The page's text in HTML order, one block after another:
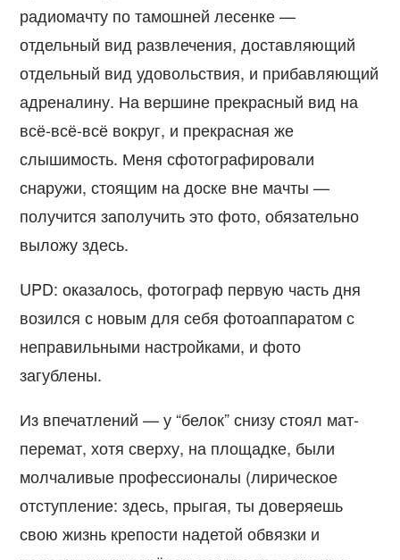
радиомачту по тамошней лесенке —
отдельный вид развлечения, доставляющий
отдельный вид удовольствия, и прибавляющий
адреналину. На вершине прекрасный вид на
всё-всё-всё вокруг, и прекрасная же
слышимость. Меня сфотографировали
снаружи, стоящим на доске вне мачты —
получится заполучить это фото, обязательно
выложу здесь.
UPD: оказалось, фотограф первую часть дня
возился с новым для себя фотоаппаратом с
неправильными настройками, и фото
загублены.
Из впечатлений — у “белок” снизу стоял мат-
перемат, хотя сверху, на площадке, были
молчаливые профессионалы (лирическое
отступление: здесь, прыгая, ты доверяешь
свою жизнь крепости надетой обвязки и